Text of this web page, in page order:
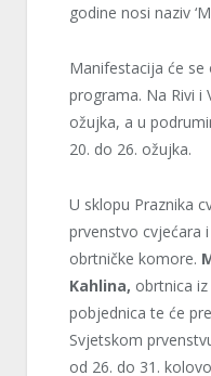
godine nosi naziv
Manifestacija će
programa. Na Rivi i
ožujka, a u
20. do 26. ožujka.
U sklopu Praznika
prvenstvo cvjećara
obrtničke komore.
Kahlina, obrtnica
pobjednica te će
Svjetskom
od 26. do 31.